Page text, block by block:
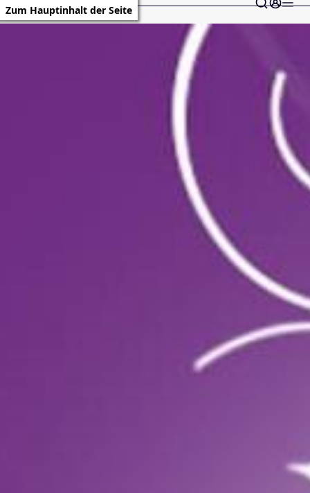
Zum Hauptinhalt der Seite